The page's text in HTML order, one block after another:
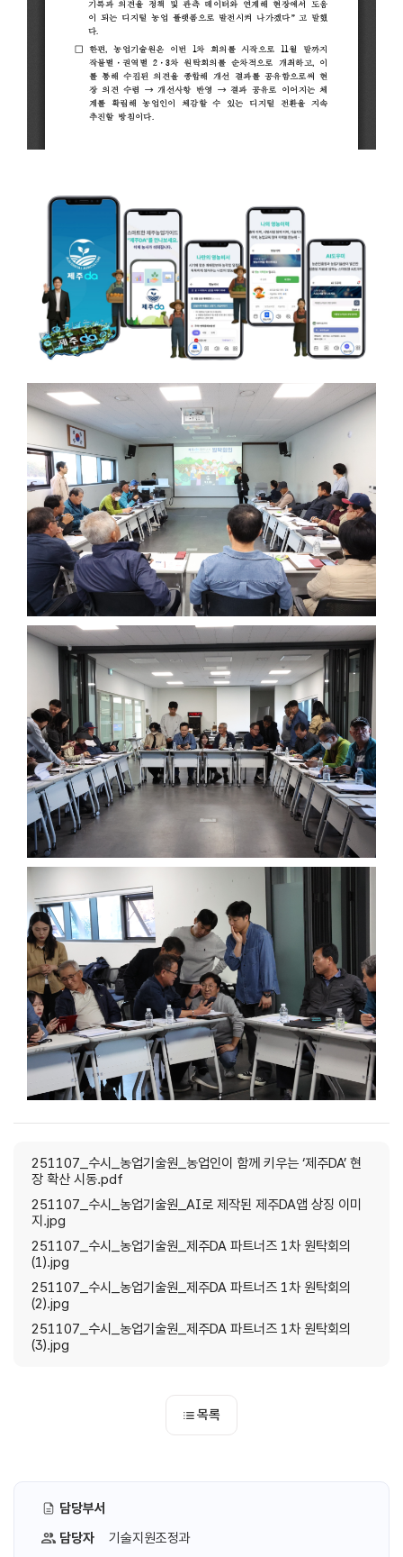
251107_수시_농업기술원_농업인이 함께 키우는 ‘제주DA’ 현
장 확산 시동.pdf
251107_수시_농업기술원_AI로 제작된 제주DA앱 상징 이미
지.jpg
251107_수시_농업기술원_제주DA 파트너즈 1차 원탁회의
(1).jpg
251107_수시_농업기술원_제주DA 파트너즈 1차 원탁회의
(2).jpg
251107_수시_농업기술원_제주DA 파트너즈 1차 원탁회의
(3).jpg
목록
담당부서
담당자
기술지원조정과